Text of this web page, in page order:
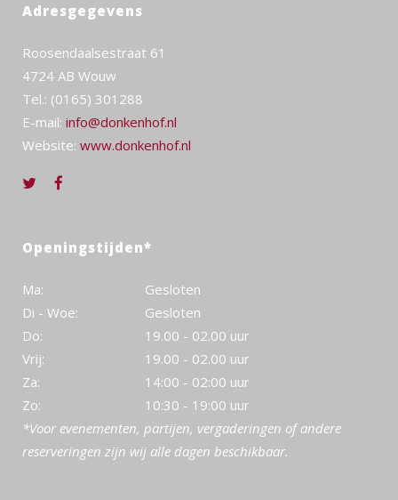
Adresgegevens
Roosendaalsestraat 61
4724 AB Wouw
Tel.: (0165) 301288
E-mail: info@donkenhof.nl
Website: www.donkenhof.nl
Openingstijden*
Ma:
Gesloten
Di - Woe:
Gesloten
Do:
19.00 - 02.00 uur
Vrij:
19.00 - 02.00 uur
Za:
14:00 - 02:00 uur
Zo:
10:30 - 19:00 uur
*Voor evenementen, partijen, vergaderingen of andere
reserveringen zijn wij alle dagen beschikbaar.